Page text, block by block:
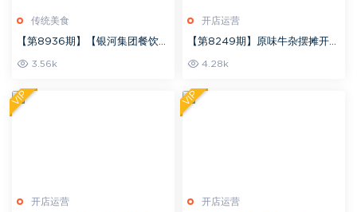
传统美食
【第8936期】【银河集团餐饮培
训】99套小吃配方+创业落地指
3.56k
开店运营
【第8249期】原味牛杂摆摊开店
攻略三种口味 汤底全套学习赦程
4.28k
开店运营
VIP
开店运营
VIP